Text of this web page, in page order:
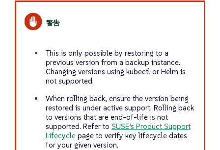
This is only possible by restoring to a
previous version from a backup instance.
Changing versions using kubectl or Helm is
not supported.
When rolling back, ensure the version being
restored is under active support. Rolling back
to versions that are end-of-life is not
supported. Refer to SUSE’s Product Support
Lifecyclepage to verify key lifecycle dates
for your given version.